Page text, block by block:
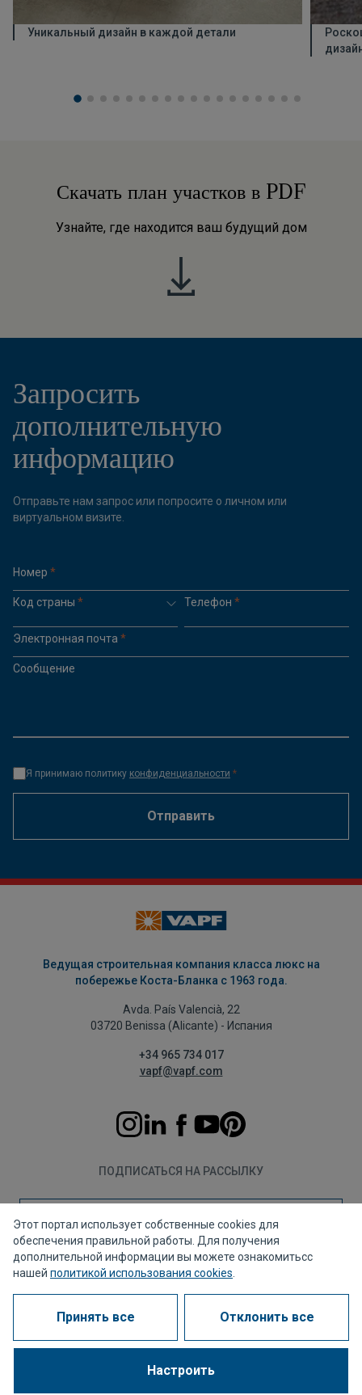
Уникальный дизайн в каждой детали
Скачать план участков в PDF
Узнайте, где находится ваш будущий дом
Запросить
дополнительную
информацию
Отправьте нам запрос или попросите о личном или
виртуальном визите.
Номер *
Код страны * Телефон *
Электронная почта *
Сообщение
Я принимаю политику конфиденциальности *
Отправить
Ведущая строительная компания класса люкс на
побережье Коста-Бланка с 1963 года.
Avda. País Valencià, 22
03720 Benissa (Alicante) - Испания
+34 965 734 017
vapf@vapf.com
ПОДПИСАТЬСЯ НА РАССЫЛКУ
Подписаться
Политика конфиденциальности
Правовое уведомление
Канал для жалоб
Корпоративное соответствие
1963 - 2026 © Все права защищены
Этот портал использует собственные cookies для
обеспечения правильной работы. Для получения
дополнительной информации вы можете ознакомитьсс
нашей политикой использования cookies
Принять все Отклонить все
Настроить